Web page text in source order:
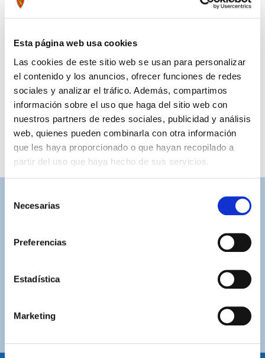
Esta página web usa cookies
Las cookies de este sitio web se usan para personalizar
el contenido y los anuncios, ofrecer funciones de redes
sociales y analizar el tráfico. Además, compartimos
información sobre el uso que haga del sitio web con
nuestros partners de redes sociales, publicidad y análisis
web, quienes pueden combinarla con otra información
que les haya proporcionado o que hayan recopilado a
partir del uso que haya hecho de sus servicios.
Necesarias
Preferencias
Estadística
Marketing
CAMISETA HOME 25-26
79,99 €
CAMISETA HOME 25-26 MUJER
79,99 €
ASISTENCIA PERSONALIZADA
Plataforma de pago segura a través de tarjeta o
PayPal.